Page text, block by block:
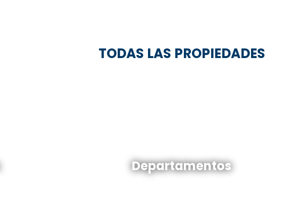
TODAS LAS PROPIEDADES
Departamentos